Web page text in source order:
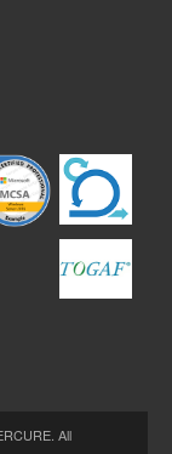
All